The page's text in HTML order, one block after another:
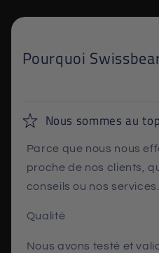
Pourquoi
Nous sommes au
Parce que nous nous
proche de nos clients,
conseils ou nos services.
Qualité
Nous avons testé et